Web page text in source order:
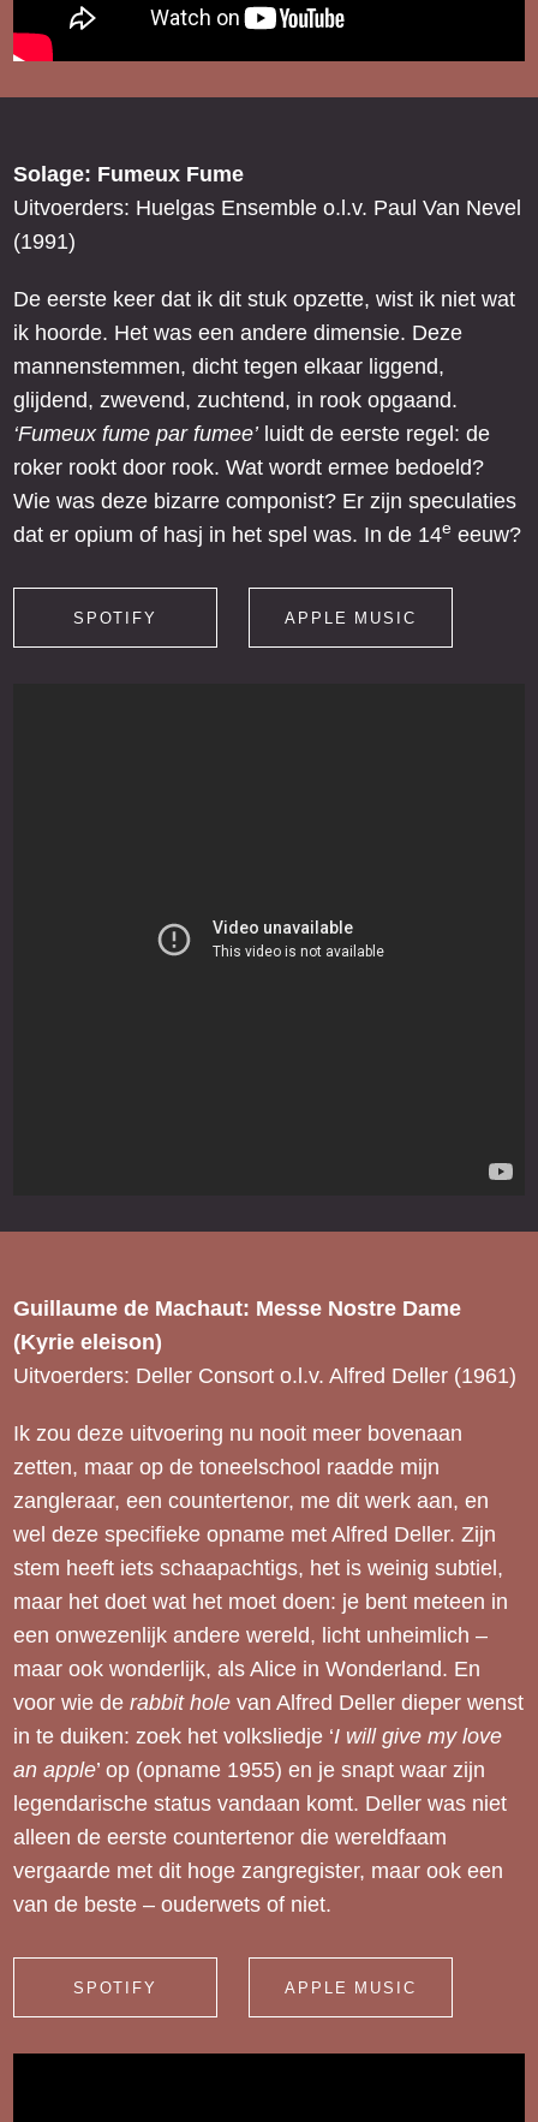
Solage: Fumeux Fume
Uitvoerders: Huelgas Ensemble o.l.v. Paul Van Nevel
(1991)
De eerste keer dat ik dit stuk opzette, wist ik niet wat
ik hoorde. Het was een andere dimensie. Deze
mannenstemmen, dicht tegen elkaar liggend,
glijdend, zwevend, zuchtend, in rook opgaand.
‘Fumeux fume par fumee’luidt de eerste regel: de
roker rookt door rook. Wat wordt ermee bedoeld?
Wie was deze bizarre componist? Er zijn speculaties
dat er opium of hasj in het spel was. In de 14e eeuw?
SPOTIFY APPLE MUSIC
Guillaume de Machaut: Messe Nostre Dame
(Kyrie eleison)
Uitvoerders: Deller Consort o.l.v. Alfred Deller (1961)
Ik zou deze uitvoering nu nooit meer bovenaan
zetten, maar op de toneelschool raadde mijn
zangleraar, een countertenor, me dit werk aan, en
wel deze specifieke opname met Alfred Deller. Zijn
stem heeft iets schaapachtigs, het is weinig subtiel,
maar het doet wat het moet doen: je bent meteen in
een onwezenlijk andere wereld, licht unheimlich –
maar ook wonderlijk, als Alice in Wonderland. En
voor wie de rabbit hole van Alfred Deller dieper wenst
in te duiken: zoek het volksliedje ‘I will give my love
an apple’ op (opname 1955) en je snapt waar zijn
legendarische status vandaan komt. Deller was niet
alleen de eerste countertenor die wereldfaam
vergaarde met dit hoge zangregister, maar ook een
van de beste – ouderwets of niet.
SPOTIFY APPLE MUSIC